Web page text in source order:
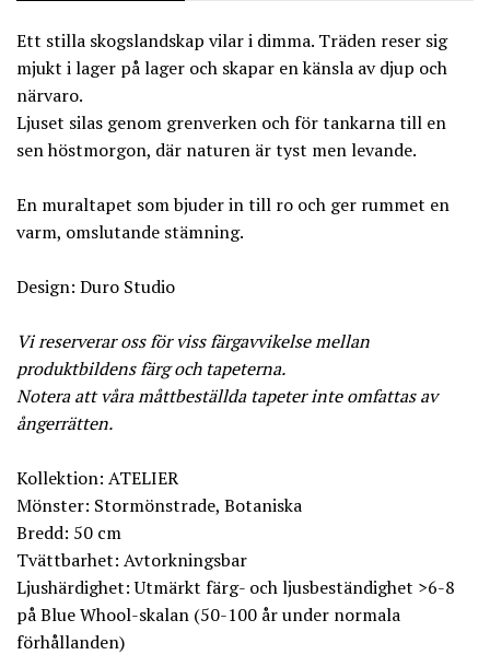
Ett stilla skogslandskap vilar i dimma. Träden reser sig
mjukt i lager på lager och skapar en känsla av djup och
närvaro.
Ljuset silas genom grenverken och för tankarna till en
sen höstmorgon, där naturen är tyst men levande.
En muraltapet som bjuder in till ro och ger rummet en
varm, omslutande stämning.
Design: Duro Studio
Vi reserverar oss för viss färgavvikelse mellan
produktbildens färg och tapeterna.
Notera att våra måttbeställda tapeter inte omfattas av
ångerrätten.
Kollektion: ATELIER
Mönster: Stormönstrade, Botaniska
Bredd: 50 cm
Tvättbarhet: Avtorkningsbar
Ljushärdighet: Utmärkt färg- och ljusbeständighet >6-8
på Blue Whool-skalan (50-100 år under normala
förhållanden)